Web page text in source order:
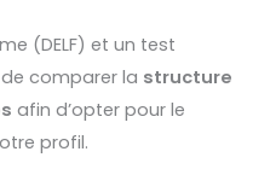
(DELF) et un test
de comparer la structure
afin d’opter pour le
profil.